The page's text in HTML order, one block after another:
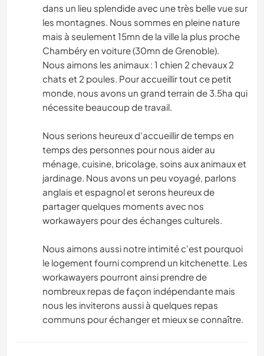
dans un lieu splendide avec une très belle vue sur
les montagnes. Nous sommes en pleine nature
mais à seulement 15mn de la ville la plus proche
Chambéry en voiture (30mn de Grenoble).
Nous aimons les animaux : 1 chien 2 chevaux 2
chats et 2 poules. Pour accueillir tout ce petit
monde, nous avons un grand terrain de 3.5ha qui
nécessite beaucoup de travail.
Nous serions heureux d'accueillir de temps en
temps des personnes pour nous aider au
ménage, cuisine, bricolage, soins aux animaux et
jardinage. Nous avons un peu voyagé, parlons
anglais et espagnol et serons heureux de
partager quelques moments avec nos
workawayers pour des échanges culturels.
Nous aimons aussi notre intimité c'est pourquoi
le logement fourni comprend un kitchenette. Les
workawayers pourront ainsi prendre de
nombreux repas de façon indépendante mais
nous les inviterons aussi à quelques repas
communs pour échanger et mieux se connaître.